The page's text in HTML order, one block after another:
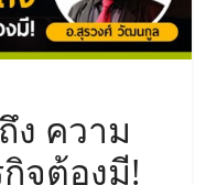
ง ความ
จต้องมี!